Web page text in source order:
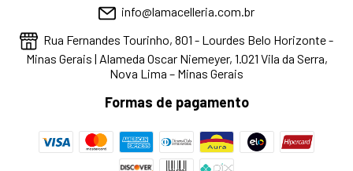
info@lamacelleria.com.br
Rua Fernandes Tourinho, 801 - Lourdes Belo Horizonte -
Minas Gerais | Alameda Oscar Niemeyer, 1.021 Vila da Serra,
Nova Lima – Minas Gerais
Formas de pagamento